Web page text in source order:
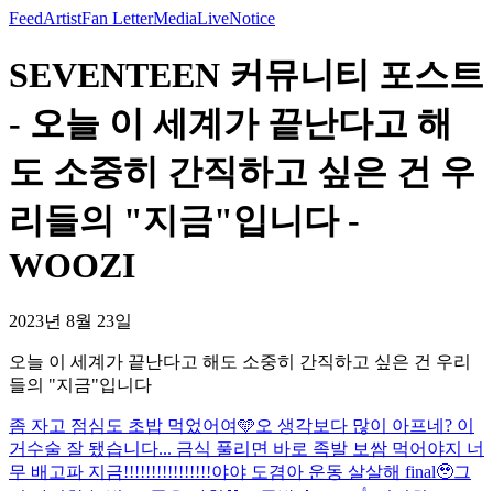
FeedArtistFan LetterMediaLiveNotice
SEVENTEEN 커뮤니티 포스트
- 오늘 이 세계가 끝난다고 해
도 소중히 간직하고 싶은 건 우
리들의 "지금"입니다 -
WOOZI
2023년 8월 23일
오늘 이 세계가 끝난다고 해도 소중히 간직하고 싶은 건 우리
들의 "지금"입니다
좀 자고 점심도 초밥 먹었어여🩵오 생각보다 많이 아프네? 이
거 수술 잘 됐습니다... 금식 풀리면 바로 족발 보쌈 먹어야지 너
무 배고파 지금!!!!!!!!!!!!!!!!야야 도겸아 운동 살살해 final🥹그